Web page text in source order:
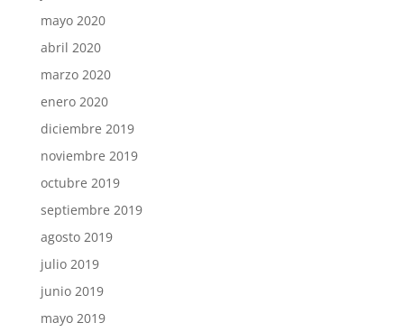
mayo 2020
abril 2020
marzo 2020
enero 2020
diciembre 2019
noviembre 2019
octubre 2019
septiembre 2019
agosto 2019
julio 2019
junio 2019
mayo 2019